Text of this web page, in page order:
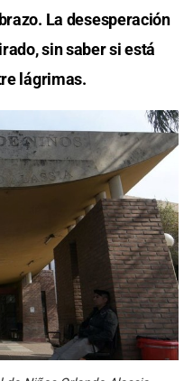
La desesperación
sin saber si está
lágrimas.